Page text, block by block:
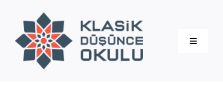
content
Toggle